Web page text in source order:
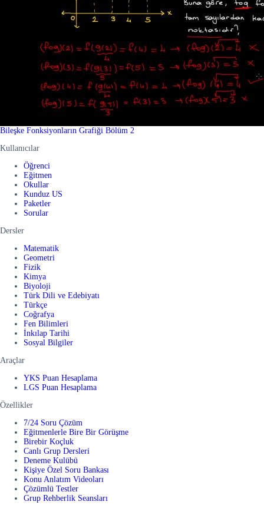
Bileşke Fonksiyonların Grafiği Bölüm 2
Kullanıcılar
Öğrenci
Eğitmen
Okullar
Kunduz US
Paketler
Sorular
Dersler
Matematik
Geometri
Fizik
Kimya
Biyoloji
Türk Dili ve Edebiyatı
Türkçe
Coğrafya
Fen Bilimleri
İnkılap Tarihi
Sosyal Bilgiler
Araçlar
YKS Puan Hesaplama
LGS Puan Hesaplama
Özellikler
7/24 Soru Çözüm
Eğitmenlerle Bire Bir Görüşme
Birebir Koçluk
Canlı Grup Dersleri
Deneme Kulübü
Kişiye Özel Soru Bankası
Konu Anlatım Videoları
Çözümlü Testler
Grup Rehberlik Seansları